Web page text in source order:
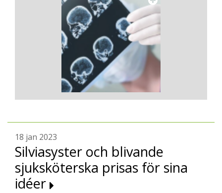
18 jan 2023
Silviasyster och blivande
sjuksköterska prisas för sina
idéer